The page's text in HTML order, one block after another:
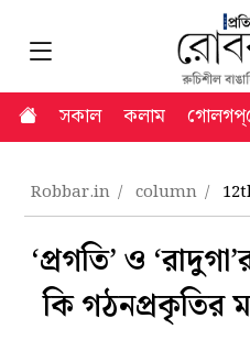
সকাল কলাম
Robbar.in column
‘প্রগতি’ ও
কি গঠনপ্রকৃতির